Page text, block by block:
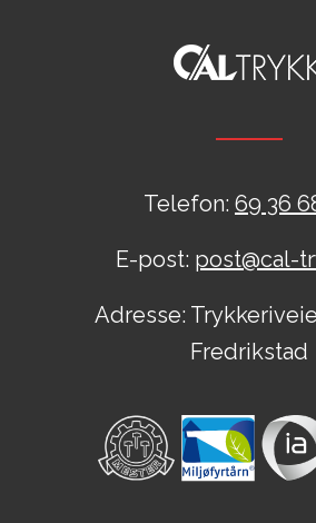
Telefon: 69 36
E-post: post@cal-
Adresse:
Fredrikstad